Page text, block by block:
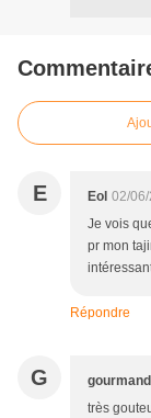
E Eol 02/
Je vois
pr mon
Répondre
G
très